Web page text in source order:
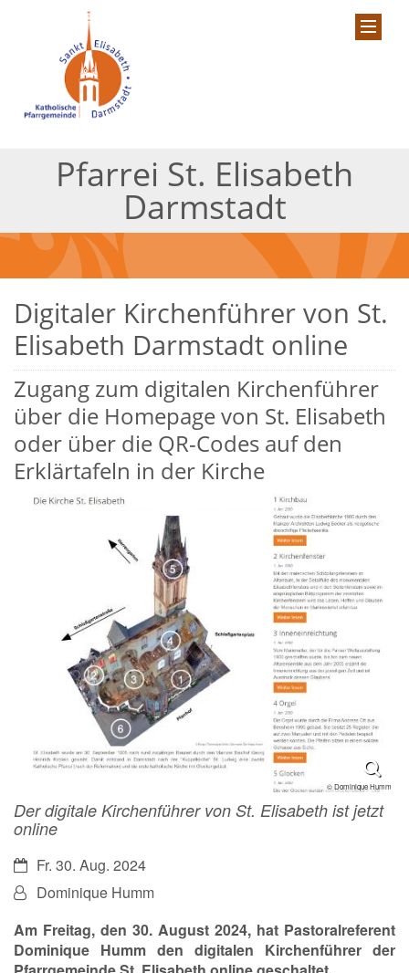
Pfarrei St. Elisabeth
Darmstadt
Digitaler Kirchenführer von St.
Elisabeth Darmstadt online
Zugang zum digitalen Kirchenführer
über die Homepage von St. Elisabeth
oder über die QR-Codes auf den
Erklärtafeln in der Kirche
© Dominique Humm
Der digitale Kirchenführer von St. Elisabeth ist jetzt
online
Datum:Fr. 30. Aug. 2024
Von:Dominique Humm
Am Freitag, den 30. August 2024, hat Pastoralreferent
Dominique Humm den digitalen Kirchenführer der